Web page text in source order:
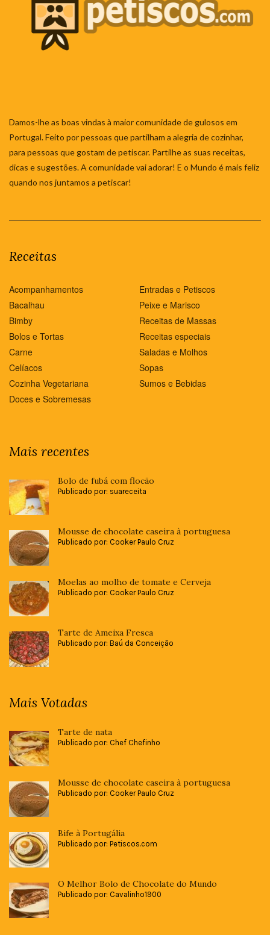
Damos-lhe as boas vindas à maior comunidade de gulosos em
Portugal. Feito por pessoas que partilham a alegria de cozinhar,
para pessoas que gostam de petiscar. Partilhe as suas receitas,
dicas e sugestões. A comunidade vai adorar! E o Mundo é mais feliz
quando nos juntamos a petiscar!
Receitas
Acompanhamentos
Bacalhau
Bimby
Bolos e Tortas
Carne
Celíacos
Cozinha Vegetariana
Doces e Sobremesas
Entradas e Petiscos
Peixe e Marisco
Receitas de Massas
Receitas especiais
Saladas e Molhos
Sopas
Sumos e Bebidas
Mais recentes
Bolo de fubá com flocão
Publicado por: suareceita
Mousse de chocolate caseira à portuguesa
Publicado por: Cooker Paulo Cruz
Moelas ao molho de tomate e Cerveja
Publicado por: Cooker Paulo Cruz
Tarte de Ameixa Fresca
Publicado por: Baú da Conceição
Mais Votadas
Tarte de nata
Publicado por: Chef Chefinho
Mousse de chocolate caseira à portuguesa
Publicado por: Cooker Paulo Cruz
Bife à Portugália
Publicado por: Petiscos.com
O Melhor Bolo de Chocolate do Mundo
Publicado por: Cavalinho1900